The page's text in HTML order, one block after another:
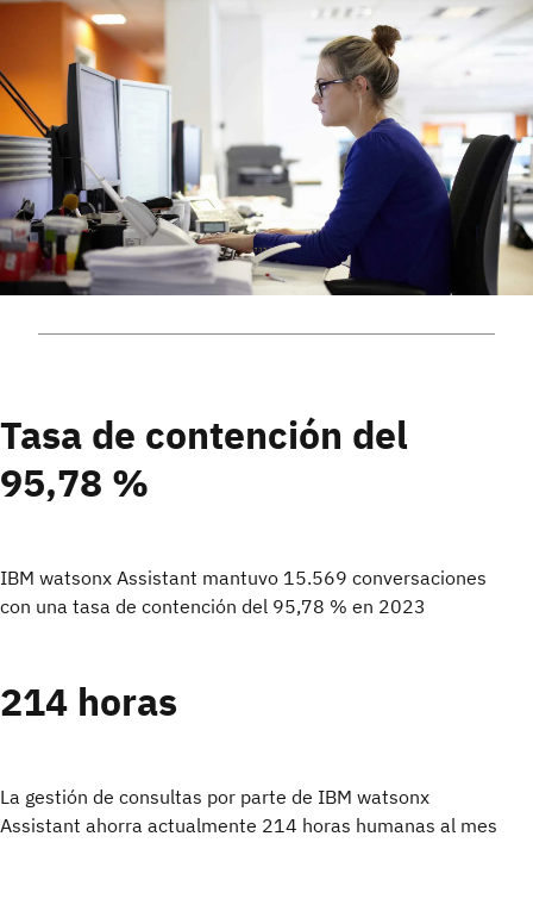
Tasa de contención del
95,78 %
IBM watsonx Assistant mantuvo 15.569 conversaciones
con una tasa de contención del 95,78 % en 2023
214 horas
La gestión de consultas por parte de IBM watsonx
Assistant ahorra actualmente 214 horas humanas al mes